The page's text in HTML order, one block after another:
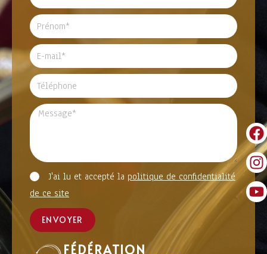
J'ai lu et accepté la politique de confidentialité
de ce site
ENVOYER
FÉDÉRATION